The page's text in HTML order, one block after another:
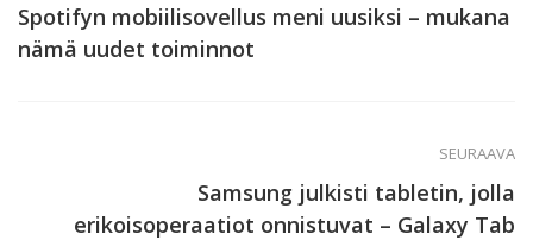
Spotifyn mobiilisovellus meni uusiksi – mukana
nämä uudet toiminnot
SEURAAVA
Samsung julkisti tabletin, jolla
erikoisoperaatiot onnistuvat – Galaxy Tab